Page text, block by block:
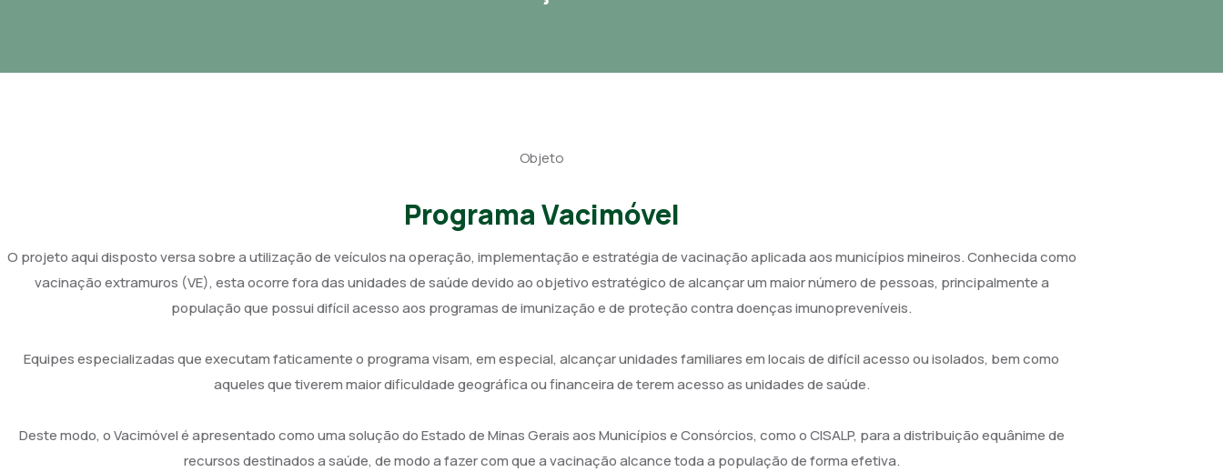
Objeto
Programa Vacimóvel
O projeto aqui disposto versa sobre a utilização de veículos na operação, implementação e estratégia de vacinação aplicada aos municípios mineiros. Conhecida como
vacinação extramuros (VE), esta ocorre fora das unidades de saúde devido ao objetivo estratégico de alcançar um maior número de pessoas, principalmente a
população que possui difícil acesso aos programas de imunização e de proteção contra doenças imunopreveníveis.
Equipes especializadas que executam faticamente o programa visam, em especial, alcançar unidades familiares em locais de difícil acesso ou isolados, bem como
aqueles que tiverem maior dificuldade geográfica ou financeira de terem acesso as unidades de saúde.
Deste modo, o Vacimóvel é apresentado como uma solução do Estado de Minas Gerais aos Municípios e Consórcios, como o CISALP, para a distribuição equânime de
recursos destinados a saúde, de modo a fazer com que a vacinação alcance toda a população de forma efetiva.